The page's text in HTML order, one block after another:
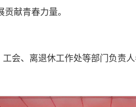
献青春力量。
会、离退休工作处等部门负责人